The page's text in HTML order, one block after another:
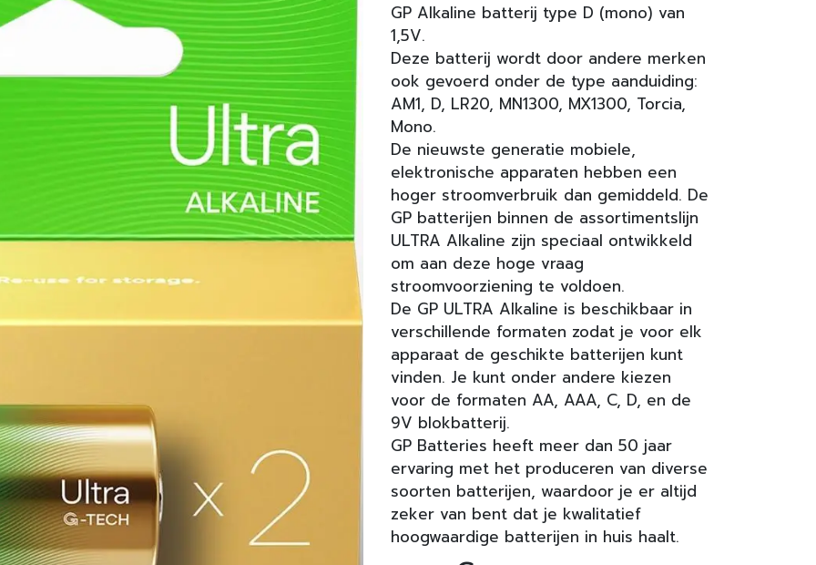
GP Alkaline batterij type D (mono) van
1,5V.
Deze batterij wordt door andere merken
ook gevoerd onder de type aanduiding:
AM1, D, LR20, MN1300, MX1300, Torcia,
Mono.
De nieuwste generatie mobiele,
elektronische apparaten hebben een
hoger stroomverbruik dan gemiddeld. De
GP batterijen binnen de assortimentslijn
ULTRA Alkaline zijn speciaal ontwikkeld
om aan deze hoge vraag
stroomvoorziening te voldoen.
De GP ULTRA Alkaline is beschikbaar in
verschillende formaten zodat je voor elk
apparaat de geschikte batterijen kunt
vinden. Je kunt onder andere kiezen
voor de formaten AA, AAA, C, D, en de
9V blokbatterij.
GP Batteries heeft meer dan 50 jaar
ervaring met het produceren van diverse
soorten batterijen, waardoor je er altijd
zeker van bent dat je kwalitatief
hoogwaardige batterijen in huis haalt.